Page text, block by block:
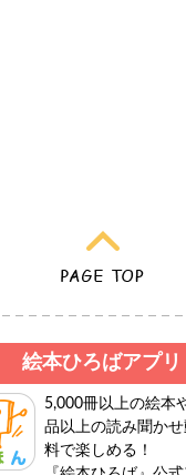
絵本ひろばアプリ
5,000冊以上の絵本
品以上の読み聞か
料で楽しめる！